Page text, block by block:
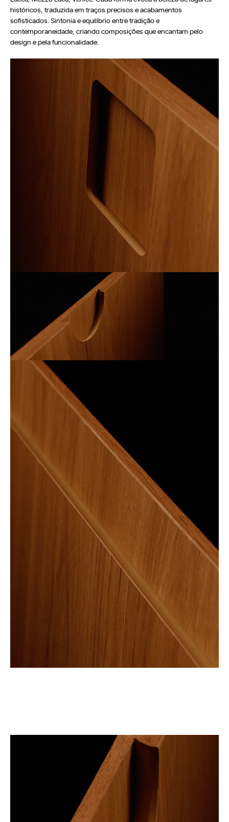
Seja um Lojista
Arquitetos
Solicite seu Projeto
Trabalhe Conosco
Área do Lojista
Política de Privacidade
Canal de Denúncia
Relatório de Transparência Salarial
históricos, traduzida em traços precisos e acabamentos
sofisticados. Sintonia e equilíbrio entre tradição e
contemporaneidade, criando composições que encantam pelo
design e pela funcionalidade.